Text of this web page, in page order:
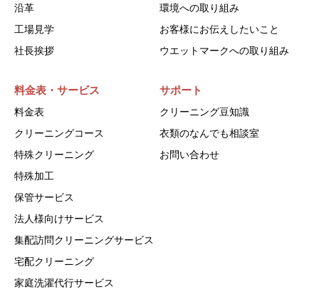
沿革
工場見学
社長挨拶
環境への取り組み
お客様にお伝えしたいこと
ウエットマークへの取り組み
料金表・サービス
料金表
クリーニングコース
特殊クリーニング
特殊加工
保管サービス
法人様向けサービス
集配訪問クリーニングサービス
宅配クリーニング
家庭洗濯代行サービス
サポート
クリーニング豆知識
衣類のなんでも相談室
お問い合わせ